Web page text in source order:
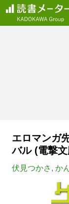
エロマンガ
バル (電撃
伏見つかさ , か